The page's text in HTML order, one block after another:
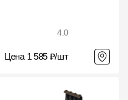
4.0
Цена 1 585 ₽/шт